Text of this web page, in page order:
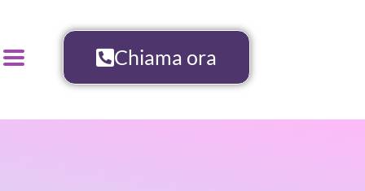
Chiama ora